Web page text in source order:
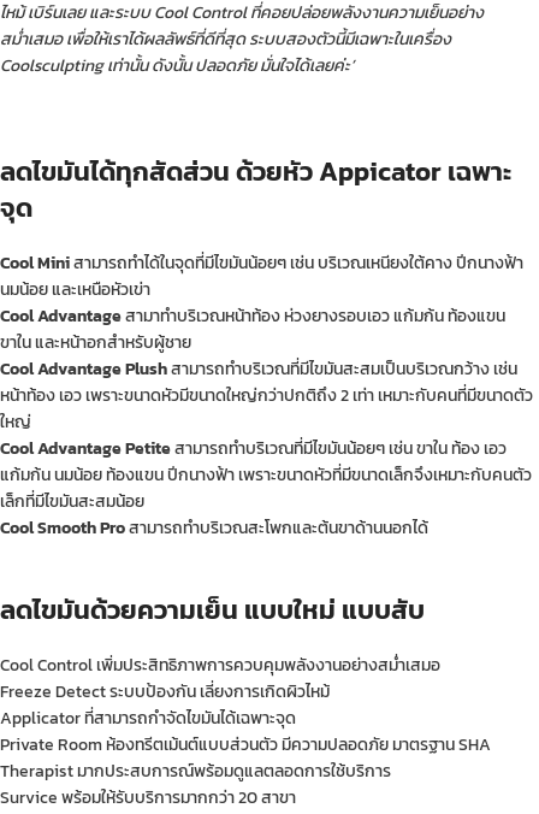
ไหม้ เบิร์นเลย และระบบ Cool Control ที่คอยปล่อยพลังงานความเย็นอย่าง
สม่ำเสมอ เพื่อให้เราได้ผลลัพธ์ที่ดีที่สุด ระบบสองตัวนี้มีเฉพาะในเครื่อง
Coolsculpting เท่านั้น ดังนั้น ปลอดภัย มั่นใจได้เลยค่ะ’
ลดไขมันได้ทุกสัดส่วน ด้วยหัวAppicator เฉพาะ
จุด
Cool Miniสามารถทำได้ในจุดที่มีไขมันน้อยๆ เช่น บริเวณเหนียงใต้คาง ปีกนางฟ้า
นมน้อย และเหนือหัวเข่า
Cool Advantageสามาทำบริเวณหน้าท้อง ห่วงยางรอบเอว แก้มก้น ท้องแขน
ขาใน และหน้าอกสำหรับผู้ชาย
Cool Advantage Plushสามารถทำบริเวณที่มีไขมันสะสมเป็นบริเวณกว้าง เช่น
หน้าท้อง เอว เพราะขนาดหัวมีขนาดใหญ่กว่าปกติถึง 2 เท่า เหมาะกับคนที่มีขนาดตัว
ใหญ่
Cool Advantage Petiteสามารถทำบริเวณที่มีไขมันน้อยๆ เช่น ขาใน ท้อง เอว
แก้มก้น นมน้อย ท้องแขน ปีกนางฟ้า เพราะขนาดหัวที่มีขนาดเล็กจึงเหมาะกับคนตัว
เล็กที่มีไขมันสะสมน้อย
Cool Smooth Proสามารถทำบริเวณสะโพกและต้นขาด้านนอกได้
ลดไขมันด้วยความเย็น แบบใหม่ แบบสับ
Cool Control เพิ่มประสิทธิภาพการควบคุมพลังงานอย่างสม่ำเสมอ
Freeze Detect ระบบป้องกัน เลี่ยงการเกิดผิวไหม้
Applicator ที่สามารถกำจัดไขมันได้เฉพาะจุด
Private Room ห้องทรีตเม้นต์แบบส่วนตัว มีความปลอดภัย มาตรฐาน SHA
Therapist มากประสบการณ์พร้อมดูแลตลอดการใช้บริการ
Survice พร้อมให้รับบริการมากกว่า 20 สาขา